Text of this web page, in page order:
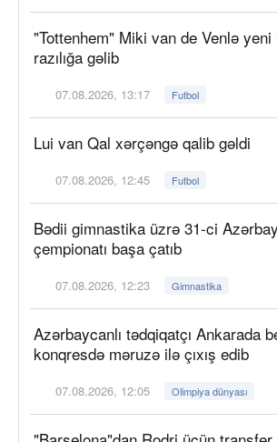
"Tottenhem" Miki van de Venlə
razılığa gəlib
07.08.2026, 13:17 Futbol
Lui van Qal xərçəngə qalib gəldi
07.08.2026, 12:45 Futbol
Bədii gimnastika üzrə 31-ci
çempionatı başa çatıb
07.08.2026, 12:23 Gimnastika
Azərbaycanlı tədqiqatçı Ankarada
konqresdə məruzə ilə çıxış edib
07.08.2026, 12:05 Olimpiya dünyası